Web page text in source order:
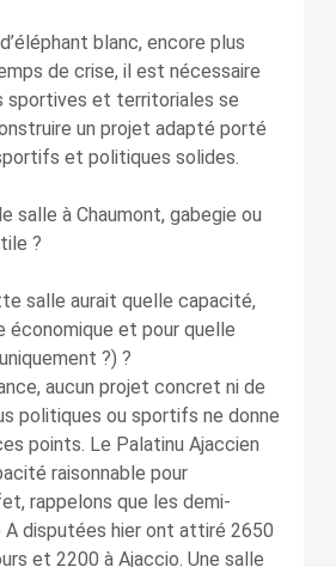
blanc, encore plus
de crise, il est nécessaire
sportives et territoriales se
un projet adapté porté
et politiques solides.
salle à Chaumont, gabegie ou
?
salle aurait quelle capacité,
économique et pour quelle
?) ?
aucun projet concret ni de
politiques ou sportifs ne donne
points. Le Palatinu Ajaccien
raisonnable pour
rappelons que les demi-
A disputées hier ont attiré 2650
et 2200 à Ajaccio. Une salle